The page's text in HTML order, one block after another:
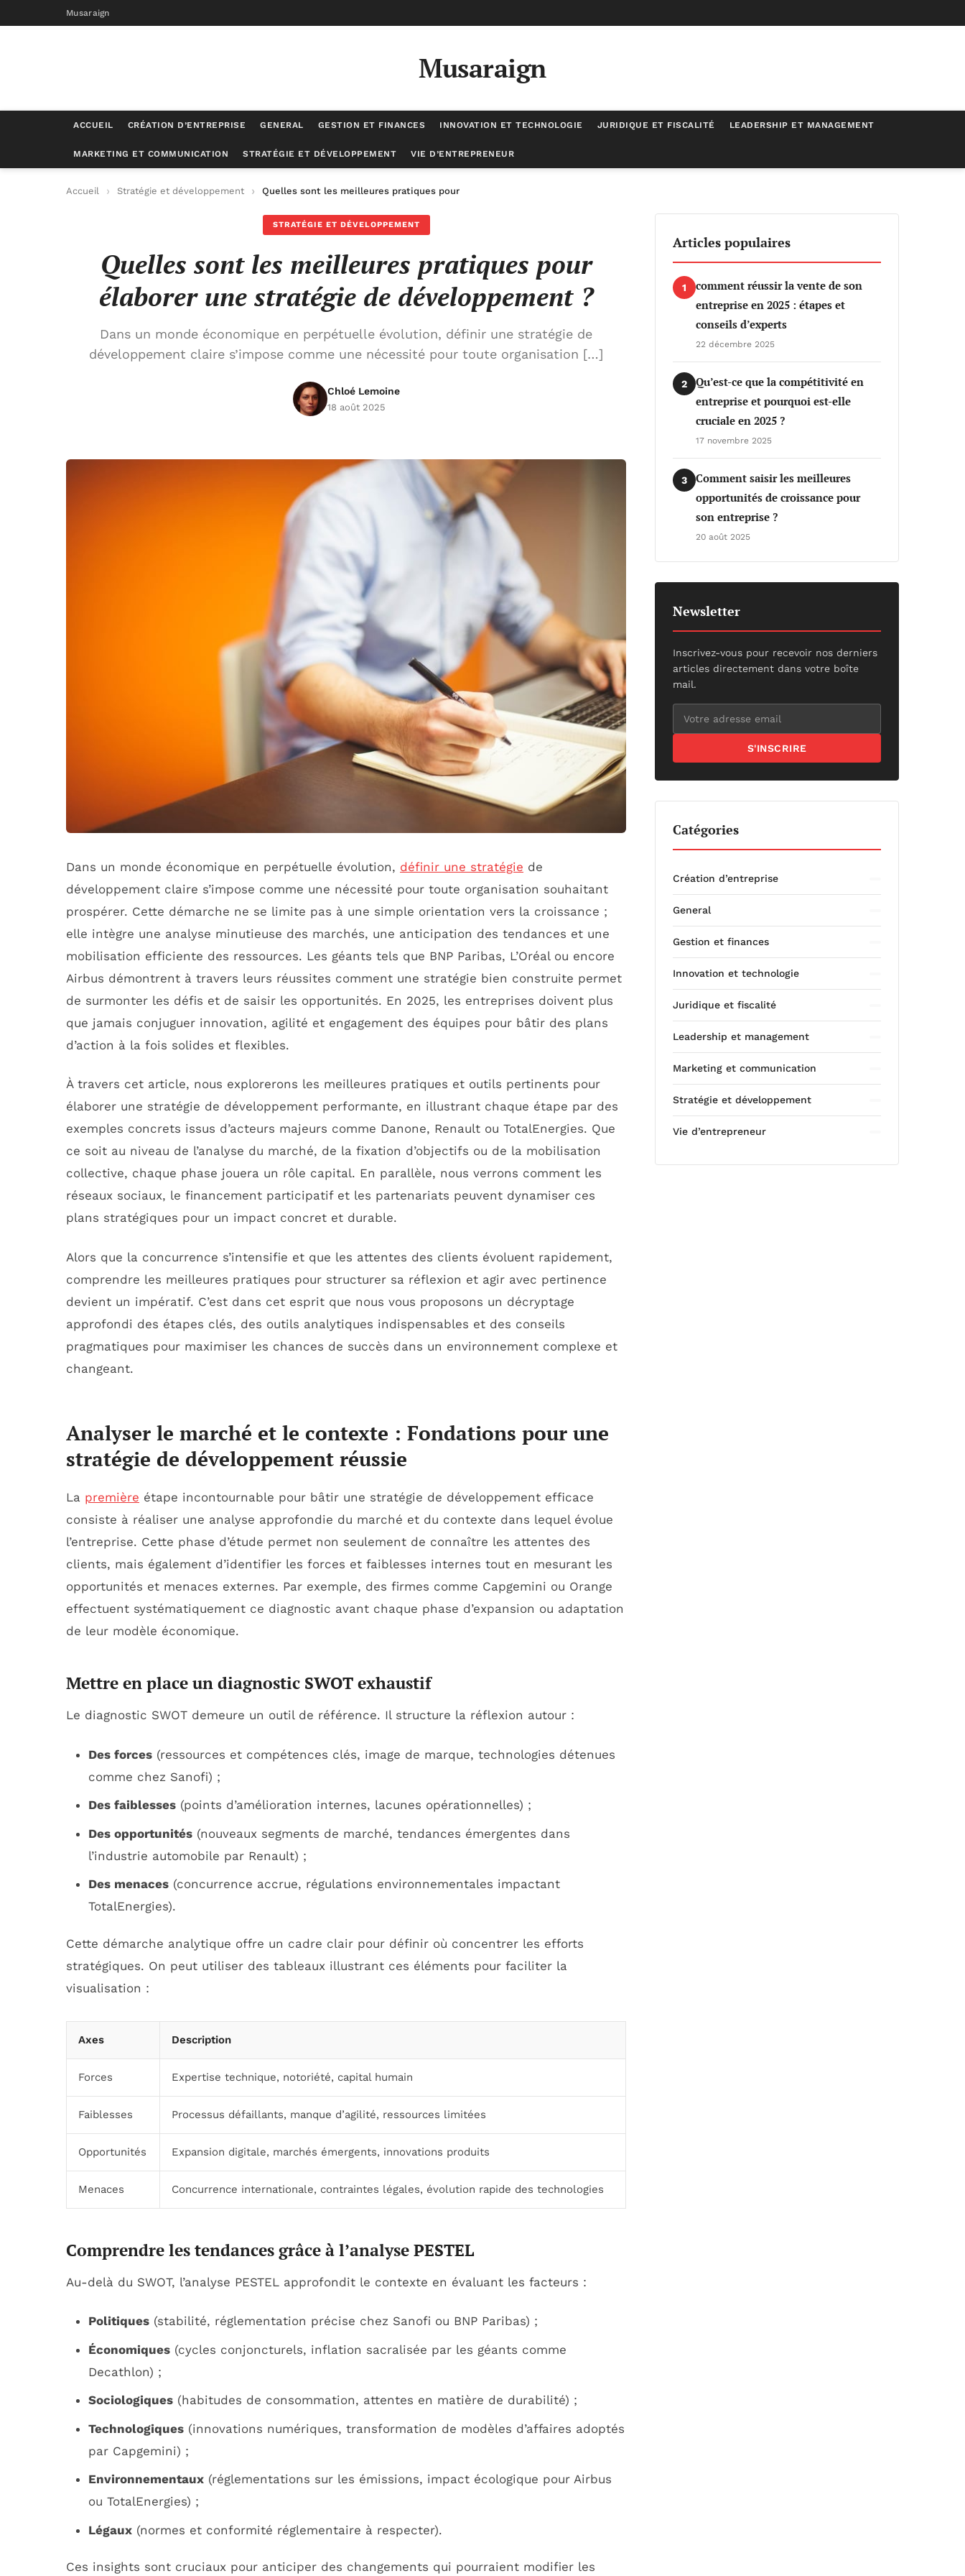
Musaraign
Musaraign
ACCUEIL CRÉATION D’ENTREPRISE GENERAL GESTION ET FINANCES INNOVATION ET TECHNOLOGIE JURIDIQUE ET FISCALITÉ LEADERSHIP ET MANAGEMENT
MARKETING ET COMMUNICATION STRATÉGIE ET DÉVELOPPEMENT VIE D’ENTREPRENEUR
Accueil Stratégie et développement Quelles sont les meilleures pratiques pour élaborer une stratégie de développement ?
STRATÉGIE ET DÉVELOPPEMENT
Quelles sont les meilleures pratiques pour
élaborer une stratégie de développement ?
Dans un monde économique en perpétuelle évolution, définir une stratégie de
développement claire s’impose comme une nécessité pour toute organisation […]
Chloé Lemoine
18 août 2025
Dans un monde économique en perpétuelle évolution, définir une stratégie de
développement claire s’impose comme une nécessité pour toute organisation souhaitant
prospérer. Cette démarche ne se limite pas à une simple orientation vers la croissance ;
elle intègre une analyse minutieuse des marchés, une anticipation des tendances et une
mobilisation efficiente des ressources. Les géants tels que BNP Paribas, L’Oréal ou encore
Airbus démontrent à travers leurs réussites comment une stratégie bien construite permet
de surmonter les défis et de saisir les opportunités. En 2025, les entreprises doivent plus
que jamais conjuguer innovation, agilité et engagement des équipes pour bâtir des plans
d’action à la fois solides et flexibles.
À travers cet article, nous explorerons les meilleures pratiques et outils pertinents pour
élaborer une stratégie de développement performante, en illustrant chaque étape par des
exemples concrets issus d’acteurs majeurs comme Danone, Renault ou TotalEnergies. Que
ce soit au niveau de l’analyse du marché, de la fixation d’objectifs ou de la mobilisation
collective, chaque phase jouera un rôle capital. En parallèle, nous verrons comment les
réseaux sociaux, le financement participatif et les partenariats peuvent dynamiser ces
plans stratégiques pour un impact concret et durable.
Alors que la concurrence s’intensifie et que les attentes des clients évoluent rapidement,
comprendre les meilleures pratiques pour structurer sa réflexion et agir avec pertinence
devient un impératif. C’est dans cet esprit que nous vous proposons un décryptage
approfondi des étapes clés, des outils analytiques indispensables et des conseils
pragmatiques pour maximiser les chances de succès dans un environnement complexe et
changeant.
Analyser le marché et le contexte : Fondations pour une
stratégie de développement réussie
La première étape incontournable pour bâtir une stratégie de développement efficace
consiste à réaliser une analyse approfondie du marché et du contexte dans lequel évolue
l’entreprise. Cette phase d’étude permet non seulement de connaître les attentes des
clients, mais également d’identifier les forces et faiblesses internes tout en mesurant les
opportunités et menaces externes. Par exemple, des firmes comme Capgemini ou Orange
effectuent systématiquement ce diagnostic avant chaque phase d’expansion ou adaptation
de leur modèle économique.
Mettre en place un diagnostic SWOT exhaustif
Le diagnostic SWOT demeure un outil de référence. Il structure la réflexion autour :
Des forces(ressources et compétences clés, image de marque, technologies détenues
comme chez Sanofi) ;
Des faiblesses(points d’amélioration internes, lacunes opérationnelles) ;
Des opportunités(nouveaux segments de marché, tendances émergentes dans
l’industrie automobile par Renault) ;
Des menaces(concurrence accrue, régulations environnementales impactant
TotalEnergies).
Cette démarche analytique offre un cadre clair pour définir où concentrer les efforts
stratégiques. On peut utiliser des tableaux illustrant ces éléments pour faciliter la
visualisation :
Axes Description
Forces Expertise technique, notoriété, capital humain
Faiblesses Processus défaillants, manque d’agilité, ressources limitées
Opportunités Expansion digitale, marchés émergents, innovations produits
Menaces Concurrence internationale, contraintes légales, évolution rapide des technologies
Comprendre les tendances grâce à l’analyse PESTEL
Au-delà du SWOT, l’analyse PESTEL approfondit le contexte en évaluant les facteurs :
Politiques(stabilité, réglementation précise chez Sanofi ou BNP Paribas) ;
Économiques(cycles conjoncturels, inflation sacralisée par les géants comme
Decathlon) ;
Sociologiques(habitudes de consommation, attentes en matière de durabilité) ;
Technologiques(innovations numériques, transformation de modèles d’affaires adoptés
par Capgemini) ;
Environnementaux(réglementations sur les émissions, impact écologique pour Airbus
ou TotalEnergies) ;
Légaux(normes et conformité réglementaire à respecter).
Ces insights sont cruciaux pour anticiper des changements qui pourraient modifier les
Articles populaires
1
comment réussir la vente de son
entreprise en 2025 : étapes et
conseils d’experts
22 décembre 2025
2
Qu’est-ce que la compétitivité en
entreprise et pourquoi est-elle
cruciale en 2025 ?
17 novembre 2025
3
Comment saisir les meilleures
opportunités de croissance pour
son entreprise ?
20 août 2025
Newsletter
Inscrivez-vous pour recevoir nos derniers
articles directement dans votre boîte
mail.
S'INSCRIRE
Catégories
Création d’entreprise
General
Gestion et finances
Innovation et technologie
Juridique et fiscalité
Leadership et management
Marketing et communication
Stratégie et développement
Vie d’entrepreneur